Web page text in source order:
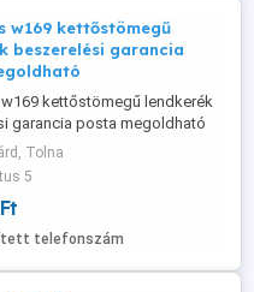
w169 kettőstömegű
beszerelési garancia
kettőstömegű lendkerék
garancia posta megoldható
Tolna
5
telefonszám